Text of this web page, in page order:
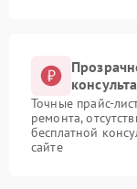
Точные прайс-
ремонта,
бесплатной
сайте